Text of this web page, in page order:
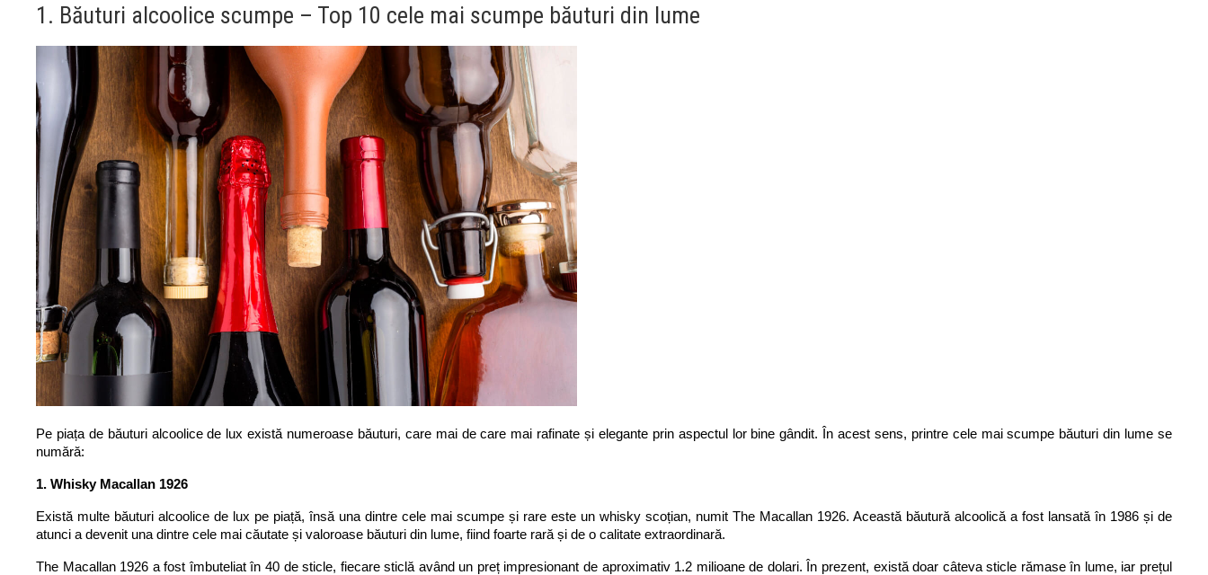
1. Băuturi alcoolice scumpe – Top 10 cele mai scumpe băuturi din lume
Pe piața de băuturi alcoolice de lux există numeroase băuturi, care mai de care mai rafinate și elegante prin aspectul lor bine gândit. În acest sens, printre cele mai scumpe băuturi din lume se
numără:
1. Whisky Macallan 1926
Există multe băuturi alcoolice de lux pe piață, însă una dintre cele mai scumpe și rare este un whisky scoțian, numit The Macallan 1926. Această băutură alcoolică a fost lansată în 1986 și de
atunci a devenit una dintre cele mai căutate și valoroase băuturi din lume, fiind foarte rară și de o calitate extraordinară.
The Macallan 1926 a fost îmbuteliat în 40 de sticle, fiecare sticlă având un preț impresionant de aproximativ 1.2 milioane de dolari. În prezent, există doar câteva sticle rămase în lume, iar prețul